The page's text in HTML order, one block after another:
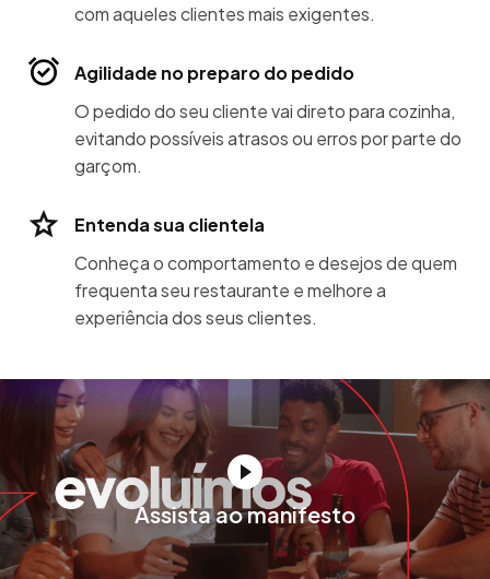
com aqueles clientes mais exigentes.
Agilidade no preparo do pedido
O pedido do seu cliente vai direto para cozinha,
evitando possíveis atrasos ou erros por parte do
garçom.
Entenda sua clientela
Conheça o comportamento e desejos de quem
frequenta seu restaurante e melhore a
experiência dos seus clientes.
Assista ao manifesto